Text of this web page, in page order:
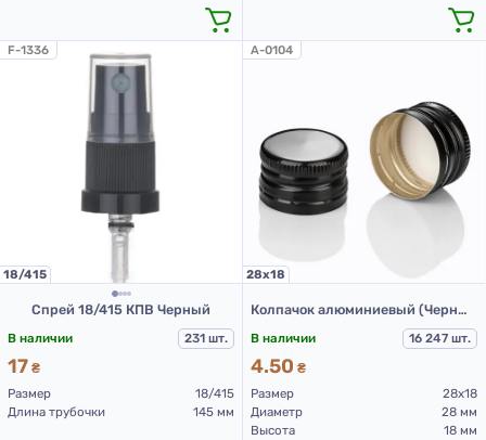
F-1336
18/415
Спрей 18/415 КПВ Черный
В наличии 231 шт.
17 ₴
Размер
18/415
Длина трубочки
145 мм
A-0104
28х18
Колпачок алюминиевый (Черный с резьбой 28х18 мм)
В наличии 16 247 шт.
4.50 ₴
Размер
28х18
Диаметр
28 мм
Высота
18 мм